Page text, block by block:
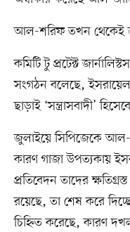
আল-শরিফ তখন থেকেই
কমিটি টু প্রটেক্ট
সংগঠন বলেছে, ইসরায়েল
ছাড়াই ‘সন্ত্রাসবাদী’
জুলাইয়ে সিপিজেকে
কারণ গাজা উপত্যকায়
প্রতিবেদন তাদের
রয়েছে, তা শেষ করে
চিহ্নিত করেছে, কারণ